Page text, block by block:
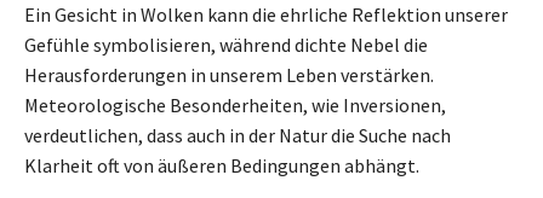
Ein Gesicht in Wolken kann die ehrliche Reflektion unserer
Gefühle symbolisieren, während dichte Nebel die
Herausforderungen in unserem Leben verstärken.
Meteorologische Besonderheiten, wie Inversionen,
verdeutlichen, dass auch in der Natur die Suche nach
Klarheit oft von äußeren Bedingungen abhängt.